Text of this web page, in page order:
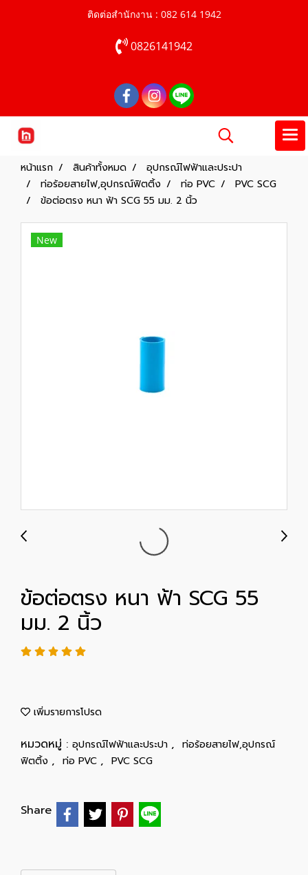
ติดต่อสำนักงาน : 082 614 1942
0826141942
หน้าแรก สินค้าทั้งหมด
อุปกรณ์ไฟฟ้าและประปา
ท่อร้อยสายไฟ,อุปกรณ์ฟิตติ้ง
ท่อ PVC
PVC SCG
ข้อต่อตรง หนา ฟ้า SCG 55 มม. 2 นิ้ว
New
ข้อต่อตรง หนา ฟ้า SCG 55
มม. 2 นิ้ว
เพิ่มรายการโปรด
หมวดหมู่ : อุปกรณ์ไฟฟ้าและประปา , ท่อร้อยสายไฟ,อุปกรณ์
ฟิตติ้ง , ท่อ PVC , PVC SCG
Share